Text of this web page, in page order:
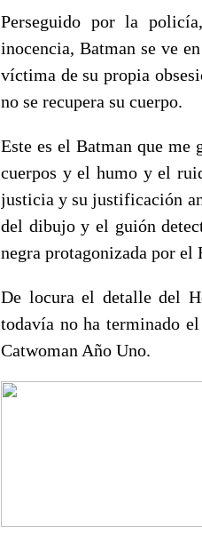
Perseguido por la
inocencia, Batman se ve
víctima de su propia
no se recupera su cuerpo.
Este es el Batman que me
cuerpos y el humo y el
justicia y su justificación
del dibujo y el guión
negra protagonizada por
De locura el detalle del
todavía no ha terminado
Catwoman Año Uno.